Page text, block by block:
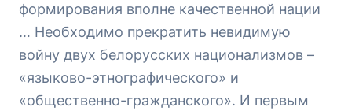
формирования вполне качественной нации
… Необходимо прекратить невидимую
войну двух белорусских национализмов –
«языково-этнографического» и
«общественно-гражданского». И первым